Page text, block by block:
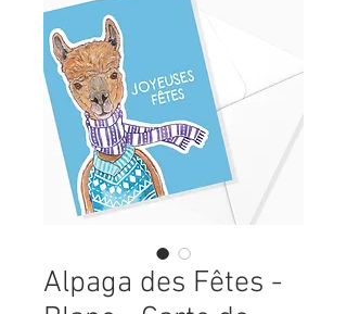
Alpaga des Fêtes -